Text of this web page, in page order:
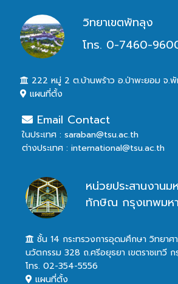
วิทยาเขตพัทลุง
โทร. 0-7460-
222 หมู่ 2 ต.บ้านพร้าว อ.ป่าพะยอม จ.
แผนที่ตั้ง
Email Contact
ในประเทศ : saraban@tsu.ac.th
ต่างประเทศ : international@tsu.ac.th
หน่วยประสานงานม
ทักษิณ กรุงเทพมห
ชั้น 14 กระทรวงการอุดมศึกษา วิทยาศ
นวัตกรรม 328 ถ.ศรีอยุธยา เขตราชเทวี
โทร. 02-354-5556
แผนที่ตั้ง